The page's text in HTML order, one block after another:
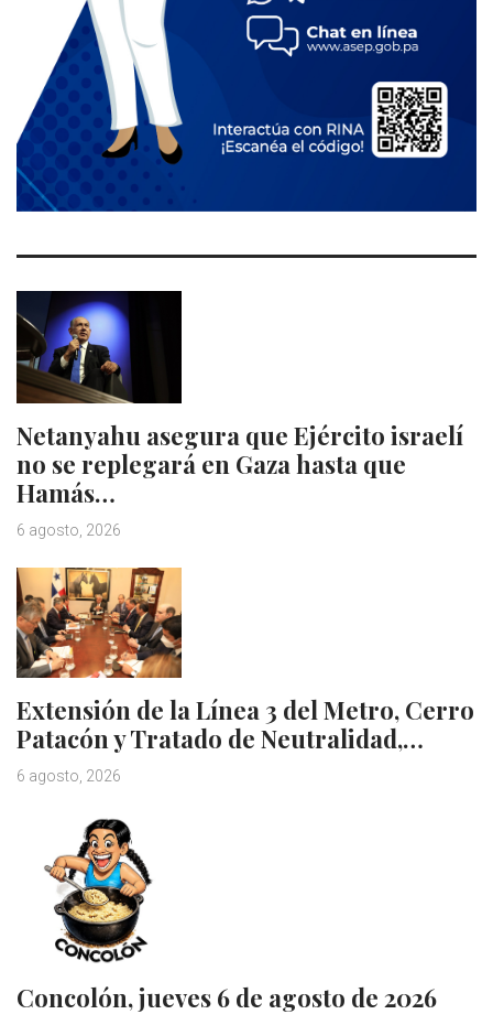
Netanyahu asegura que Ejército israelí
no se replegará en Gaza hasta que
Hamás…
6 agosto, 2026
Extensión de la Línea 3 del Metro, Cerro
Patacón y Tratado de Neutralidad,…
6 agosto, 2026
Concolón, jueves 6 de agosto de 2026